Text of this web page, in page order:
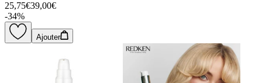
25,75€39,00€
-34%
Ajouter